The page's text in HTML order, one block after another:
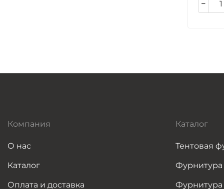
Компания
О нас
Каталог
Оплата и доставка
Каталог
Тентовая
Фурнитура
Фурнитура